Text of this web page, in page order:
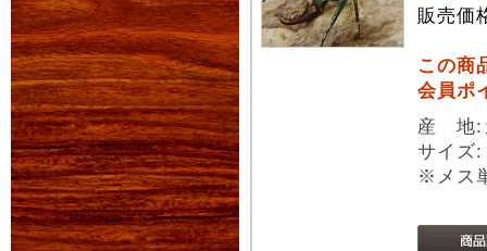
販売価
この商
会員ポ
産 地:
サイズ
※メス